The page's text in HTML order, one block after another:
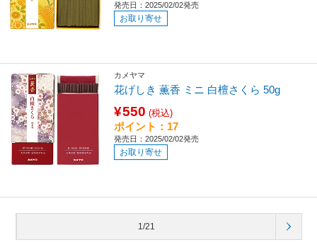
発売日：2025/02/02発売
お取り寄せ
カメヤマ
花げしき 薫香 ミニ 白檀さくら 50g
¥550 (税込)
ポイント：17
発売日：2025/02/02発売
お取り寄せ
1/21